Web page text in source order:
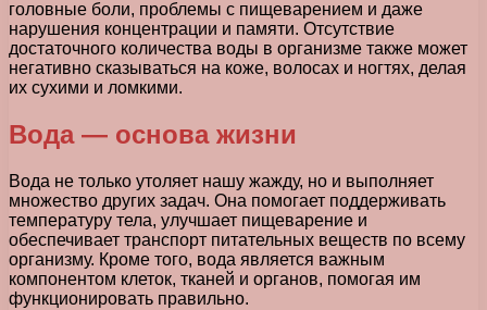
головные боли, проблемы с пищеварением и даже
нарушения концентрации и памяти. Отсутствие
достаточного количества воды в организме также может
негативно сказываться на коже, волосах и ногтях, делая
их сухими и ломкими.
Вода — основа жизни
Вода не только утоляет нашу жажду, но и выполняет
множество других задач. Она помогает поддерживать
температуру тела, улучшает пищеварение и
обеспечивает транспорт питательных веществ по всему
организму. Кроме того, вода является важным
компонентом клеток, тканей и органов, помогая им
функционировать правильно.